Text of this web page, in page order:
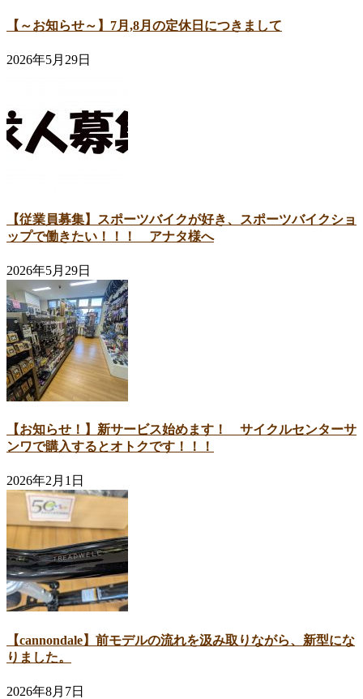
【～お知らせ～】7月,8月の定休日につきまして
2026年5月29日
【従業員募集】スポーツバイクが好き、スポーツバイクショ
ップで働きたい！！！ アナタ様へ
2026年5月29日
【お知らせ！】新サービス始めます！ サイクルセンターサ
ンワで購入するとオトクです！！！
2026年2月1日
【cannondale】前モデルの流れを汲み取りながら、新型にな
りました。
2026年8月7日